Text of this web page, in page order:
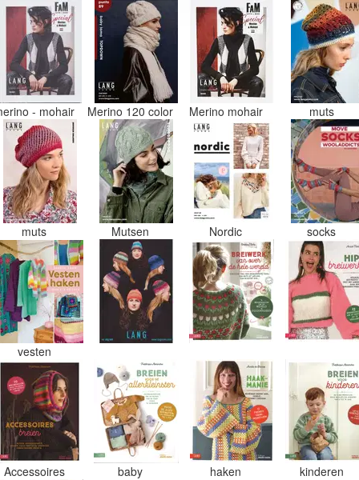
- mohair Merino 120 color Merino mohair muts
muts Mutsen Nordic socks
vesten
Accessoires baby haken kinderen